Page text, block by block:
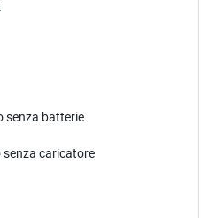
senza batterie
caricatore